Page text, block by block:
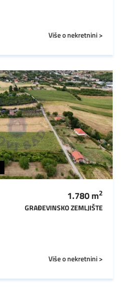
Više o nekretnini >
1.780m2
GRAĐEVINSKO ZEMLJIŠTE
Više o nekretnini >